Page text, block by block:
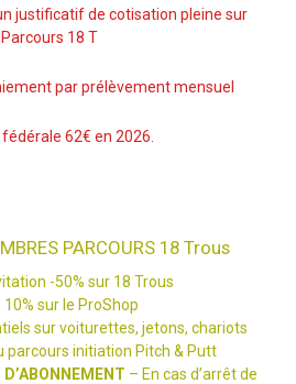
justificatif de cotisation pleine sur
Parcours 18 T
par prélèvement mensuel
fédérale 62€ en 2026.
PARCOURS 18 Trous
-50% sur 18 Trous
10% sur le ProShop
sur voiturettes, jetons, chariots
parcours initiation Pitch & Putt
D’ABONNEMENT – En cas d’arrêt de